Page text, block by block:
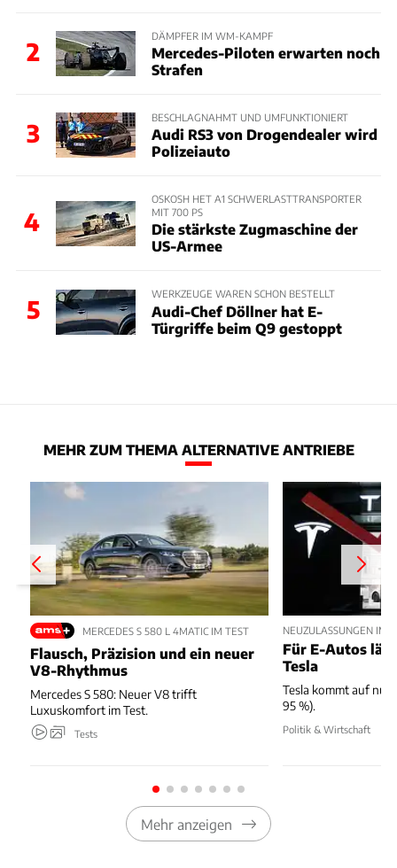
2
DÄMPFER IM WM-KAMPF
Mercedes-Piloten erwarten noch
Strafen
3
BESCHLAGNAHMT UND UMFUNKTIONIERT
Audi RS3 von Drogendealer wird
Polizeiauto
4
OSKOSH HET A1 SCHWERLASTTRANSPORTER
MIT 700 PS
Die stärkste Zugmaschine der
US-Armee
5
WERKZEUGE WAREN SCHON BESTELLT
Audi-Chef Döllner hat E-
Türgriffe beim Q9 gestoppt
MEHR ZUM THEMA ALTERNATIVE ANTRIEBE
MERCEDES S 580 L 4MATIC IM TEST
Flausch, Präzision und ein neuer
V8-Rhythmus
Mercedes S 580: Neuer V8 trifft
Luxuskomfort im Test.
Tests
NEUZULASSUNGEN IM
Für E-Autos
Tesla
Tesla kommt auf nur
95 %).
Politik & Wirtschaft
Mehr anzeigen